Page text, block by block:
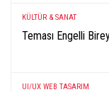
KÜLTÜR & SANAT
Teması Engelli
UI/UX WEB TASARIM